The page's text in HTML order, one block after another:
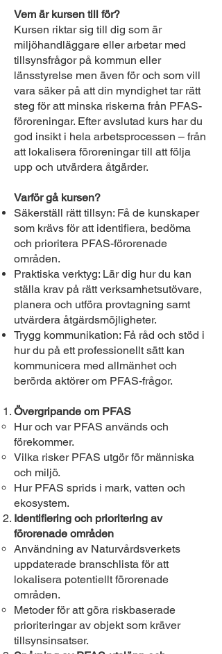
Vem är kursen till för?
Kursen riktar sig till dig som är
miljöhandläggare eller arbetar med
tillsynsfrågor på kommun eller
länsstyrelse men även för och som vill
vara säker på att din myndighet tar rätt
steg för att minska riskerna från PFAS-
föroreningar. Efter avslutad kurs har du
god insikt i hela arbetsprocessen – från
att lokalisera föroreningar till att följa
upp och utvärdera åtgärder.
Varför gå kursen?
Säkerställ rätt tillsyn: Få de kunskaper
som krävs för att identifiera, bedöma
och prioritera PFAS-förorenade
områden.
Praktiska verktyg: Lär dig hur du kan
ställa krav på rätt verksamhetsutövare,
planera och utföra provtagning samt
utvärdera åtgärdsmöjligheter.
Trygg kommunikation: Få råd och stöd i
hur du på ett professionellt sätt kan
kommunicera med allmänhet och
berörda aktörer om PFAS-frågor.
Övergripande om PFAS
Hur och var PFAS används och
förekommer.
Vilka risker PFAS utgör för människa
och miljö.
Hur PFAS sprids i mark, vatten och
ekosystem.
Identifiering och prioritering av
förorenade områden
Användning av Naturvårdsverkets
uppdaterade branschlista för att
lokalisera potentiellt förorenade
områden.
Metoder för att göra riskbaserade
prioriteringar av objekt som kräver
tillsynsinsatser.